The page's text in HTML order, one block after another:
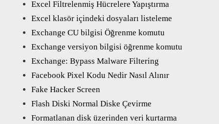
Excel Filtrelenmiş Hücrelere Yapıştırma
Excel klasör içindeki dosyaları listeleme
Exchange CU bilgisi Öğrenme komutu
Exchange versiyon bilgisi öğrenme komutu
Exchange: Bypass Malware Filtering
Facebook Pixel Kodu Nedir Nasıl Alınır
Fake Hacker Screen
Flash Diski Normal Diske Çevirme
Formatlanan disk üzerinden veri kurtarma